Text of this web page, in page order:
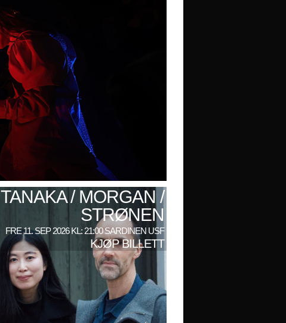
TANAKA / MORGAN /
STRØNEN
FRE 11. SEP 2026 KL: 21:00 SARDINEN USF
KJØP BILLETT